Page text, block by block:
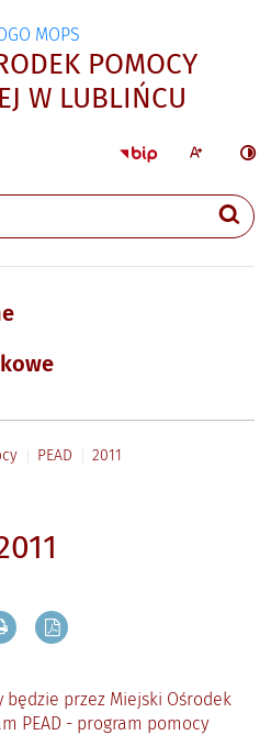
POMOCY
W LUBLIŃCU
StronaWiększa
PEAD 2011
Drukuj zawartość bieżącej strony
Zapisz tekst bieżącej
będzie przez Miejski Ośrodek
PEAD - program pomocy